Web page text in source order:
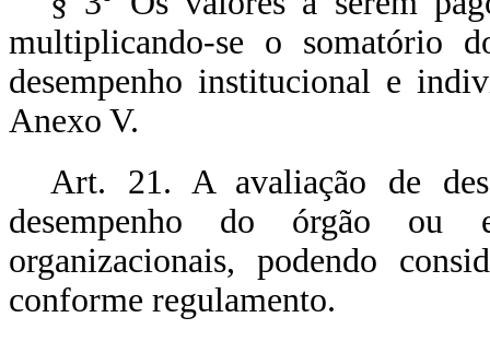
multiplicando-se o somatório
desempenho institucional e
Anexo V.
Art. 21. A avaliação de
desempenho do órgão ou
organizacionais, podendo
conforme regulamento.